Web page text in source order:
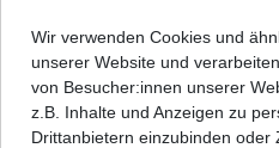
Beschreibung
Wir verwenden Cookies und
unserer Website und
von Besucher:innen unserer
z.B. Inhalte und Anzeigen zu
Drittanbietern einzubinden